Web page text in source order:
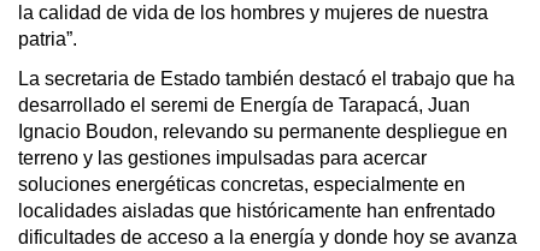
la calidad de vida de los hombres y mujeres de nuestra
patria”.
La secretaria de Estado también destacó el trabajo que ha
desarrollado el seremi de Energía de Tarapacá, Juan
Ignacio Boudon, relevando su permanente despliegue en
terreno y las gestiones impulsadas para acercar
soluciones energéticas concretas, especialmente en
localidades aisladas que históricamente han enfrentado
dificultades de acceso a la energía y donde hoy se avanza